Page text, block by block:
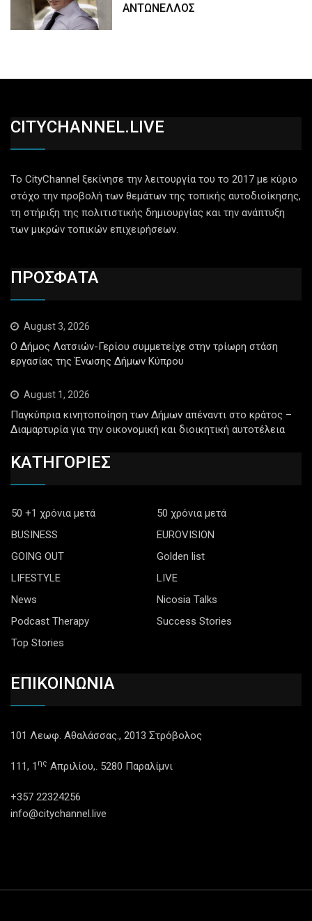
ΑΝΤΩΝΕΛΛΟΣ
CITYCHANNEL.LIVE
Το CityChannel ξεκίνησε την λειτουργία του το 2017 με κύριο
στόχο την προβολή των θεμάτων της τοπικής αυτοδιοίκησης,
τη στήριξη της πολιτιστικής δημιουργίας και την ανάπτυξη
των μικρών τοπικών επιχειρήσεων.
ΠΡΟΣΦΑΤΑ
August 3, 2026
Ο Δήμος Λατσιών-Γερίου συμμετείχε στην τρίωρη στάση
εργασίας της Ένωσης Δήμων Κύπρου
August 1, 2026
Παγκύπρια κινητοποίηση των Δήμων απέναντι στο κράτος –
Διαμαρτυρία για την οικονομική και διοικητική αυτοτέλεια
ΚΑΤΗΓΟΡΙΕΣ
50 +1 χρόνια μετά
50 χρόνια μετά
BUSINESS
EUROVISION
GOING OUT
Golden list
LIFESTYLE
LIVE
News
Nicosia Talks
Podcast Therapy
Success Stories
Top Stories
ΕΠΙΚΟΙΝΩΝΙΑ
101 Λεωφ. Αθαλάσσας., 2013 Στρόβολος
111, 1 ης Απριλίου,. 5280 Παραλίμνι
+357 22324256
info@citychannel.live